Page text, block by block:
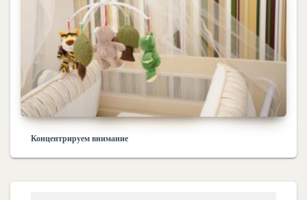
Концентрируем внимание